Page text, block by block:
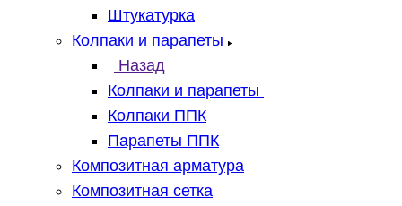
Штукатурка
Колпаки и парапеты
Назад
Колпаки и парапеты
Колпаки ППК
Парапеты ППК
Композитная арматура
Композитная сетка